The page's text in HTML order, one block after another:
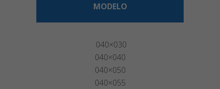
MODELO
040×030
040×040
040×050
040×055